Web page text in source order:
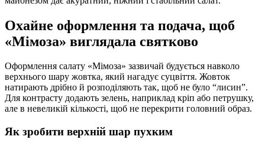
Охайне оформлення та подача, щоб
«Мімоза» виглядала святково
Оформлення салату «Мімоза» зазвичай будується навколо
верхнього шару жовтка, який нагадує суцвіття. Жовток
натирають дрібно й розподіляють так, щоб не було “лисин”.
Для контрасту додають зелень, наприклад кріп або петрушку,
але в невеликій кількості, щоб не перекрити головний образ.
Як зробити верхній шар пухким